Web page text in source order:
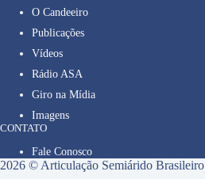
O Candeeiro
Publicações
Vídeos
Rádio ASA
Giro na Mídia
Imagens
CONTATO
Fale Conosco
2026 © Articulação Semiárido Brasileiro